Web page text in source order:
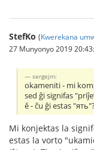
StefKo (Kwerekana
27 Munyonyo 2019
sergejm:
okameniti - mi
sed ĝi signifas
ě - ĉu ĝi estas
Mi konjektas la
estas la vorto